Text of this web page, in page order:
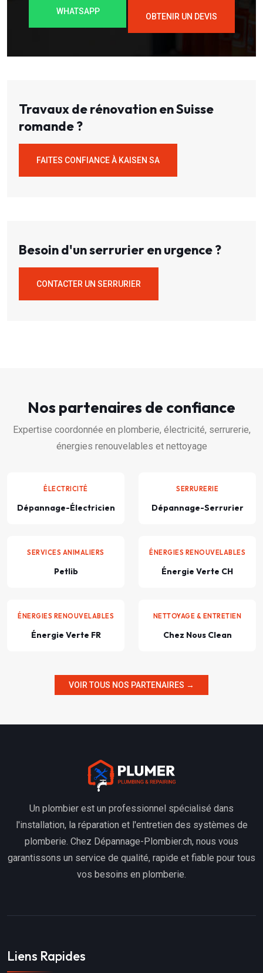
WHATSAPP
OBTENIR UN DEVIS
Travaux de rénovation en Suisse
romande ?
FAITES CONFIANCE À KAISEN SA
Besoin d'un serrurier en urgence ?
CONTACTER UN SERRURIER
Nos partenaires de confiance
Expertise coordonnée en plomberie, électricité, serrurerie,
énergies renouvelables et nettoyage
ÉLECTRICITÉ
Dépannage-Électricien
SERRURERIE
Dépannage-Serrurier
SERVICES ANIMALIERS
Petlib
ÉNERGIES RENOUVELABLES
Énergie Verte CH
ÉNERGIES RENOUVELABLES
Énergie Verte FR
NETTOYAGE & ENTRETIEN
Chez Nous Clean
VOIR TOUS NOS PARTENAIRES →
Un plombier est un professionnel spécialisé dans
l'installation, la réparation et l'entretien des systèmes de
plomberie. Chez Dépannage-Plombier.ch, nous vous
garantissons un service de qualité, rapide et fiable pour tous
vos besoins en plomberie.
Liens Rapides